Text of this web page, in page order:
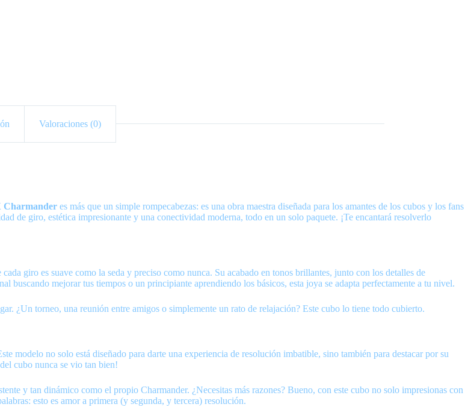
Valoraciones (0)
Charmander es más que un simple rompecabezas: es una obra maestra diseñada para los amantes de los cubos y los fans
de giro, estética impresionante y una conectividad moderna, todo en un solo paquete. ¡Te encantará resolverlo
giro es suave como la seda y preciso como nunca. Su acabado en tonos brillantes, junto con los detalles de
buscando mejorar tus tiempos o un principiante aprendiendo los básicos, esta joya se adapta perfectamente a tu nivel.
¿Un torneo, una reunión entre amigos o simplemente un rato de relajación? Este cubo lo tiene todo cubierto.
modelo no solo está diseñado para darte una experiencia de resolución imbatible, sino también para destacar por su
cubo nunca se vio tan bien!
y tan dinámico como el propio Charmander. ¿Necesitas más razones? Bueno, con este cubo no solo impresionas con
esto es amor a primera (y segunda, y tercera) resolución.